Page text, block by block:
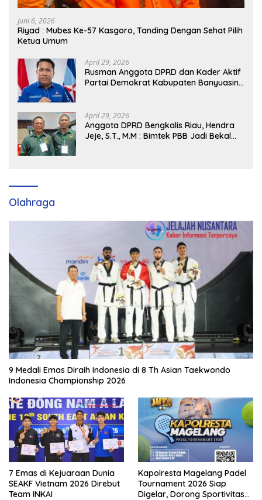
Juni 6, 2026
Riyad : Mubes Ke-57 Kasgoro, Tanding Dengan Sehat Pilih
Ketua Umum
April 29, 2026
Rusman Anggota DPRD dan Kader Aktif
Partai Demokrat Kabupaten Banyuasin
April 29, 2026
Anggota DPRD Bengkalis Riau, Hendra
Jeje, S.T., M.M : Bimtek PBB Jadi Bekal
Olahraga
9 Medali Emas Diraih Indonesia di 8 Th Asian Taekwondo
Indonesia Championship 2026
7 Emas di Kejuaraan Dunia
SEAKF Vietnam 2026 Direbut
Team INKAI
Kapolresta Magelang Padel
Tournament 2026 Siap
Digelar, Dorong Sportivitas